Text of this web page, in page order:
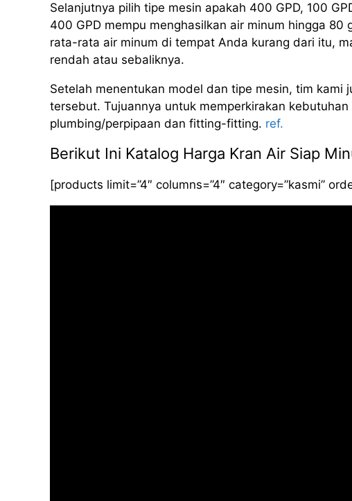
Selanjutnya pilih tipe mesin apakah 400 GPD, 100
400 GPD mempu menghasilkan air minum hingga
rata-rata air minum di tempat Anda kurang dari itu,
rendah atau sebaliknya.
Setelah menentukan model dan tipe mesin, tim kami
tersebut. Tujuannya untuk memperkirakan
plumbing/perpipaan dan fitting-fitting. ref.
Berikut Ini Katalog Harga Kran Air Siap
[products limit=”4″ columns=”4″ category=”kasmi”